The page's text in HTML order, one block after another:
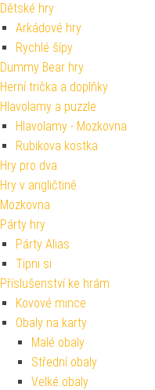
Dětské hry
Arkádové hry
Rychlé šípy
Dummy Bear hry
Herní trička a doplňky
Hlavolamy a puzzle
Hlavolamy - Mozkovna
Rubikova kostka
Hry pro dva
Hry v angličtině
Mozkovna
Párty hry
Párty Alias
Tipni si
Příslušenství ke hrám
Kovové mince
Obaly na karty
Malé obaly
Střední obaly
Velké obaly